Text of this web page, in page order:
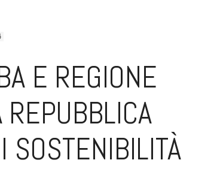
E REGIONE
REPUBBLICA
SOSTENIBILITÀ